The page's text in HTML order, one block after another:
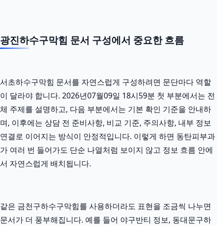
광진하수구막힘 문서 구성에서 중요한 흐름
서초하수구막힘 문서를 자연스럽게 구성하려면 문단마다 역할
이 달라야 합니다. 2026년07월09일 18시59분 첫 부분에서는 전
체 주제를 설명하고, 다음 부분에서는 기본 확인 기준을 안내하
며, 이후에는 상담 전 준비사항, 비교 기준, 주의사항, 내부 정보
연결로 이어지는 방식이 안정적입니다. 이렇게 하면 동탄피부과
가 여러 번 들어가도 단순 나열처럼 보이지 않고 정보 흐름 안에
서 자연스럽게 배치됩니다.
같은 금천구하수구막힘를 사용하더라도 표현을 조금씩 나누면
문서가 더 풍부해집니다. 예를 들어 야구반티 정보, 동대문구하